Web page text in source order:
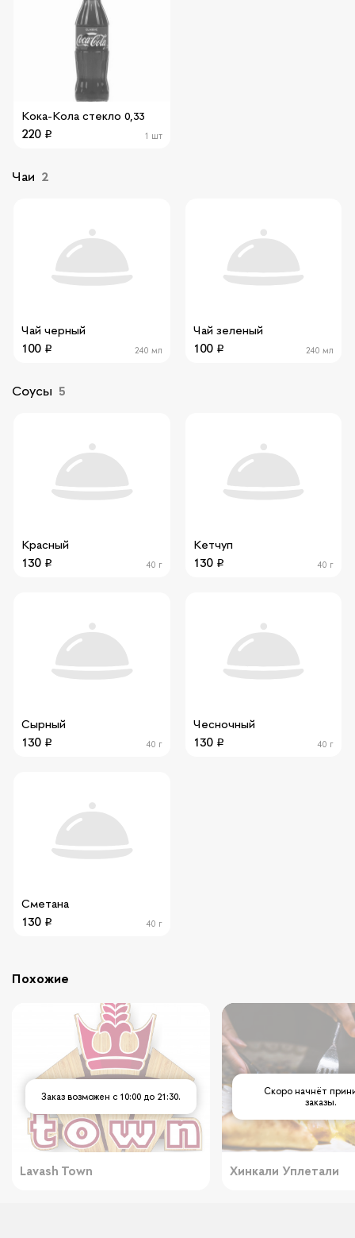
Кока-Кола стекло 0,33
220 1 шт
Чаи 2
Чай черный
100 240 мл
Чай зеленый
100 240 мл
Соусы 5
Красный
130 40 г
Кетчуп
130 40 г
Сырный
130 40 г
Чесночный
130 40 г
Сметана
130 40 г
Похожие
Заказ возможен c 10:00 до 21:30.
Lavash Town
Скоро начнёт
заказы.
Хинкали Уплетали